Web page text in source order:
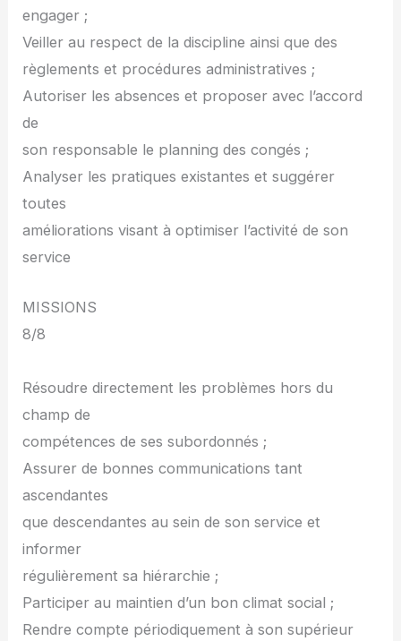
engager ;
Veiller au respect de la discipline ainsi que des
règlements et procédures administratives ;
Autoriser les absences et proposer avec l’accord
de
son responsable le planning des congés ;
Analyser les pratiques existantes et suggérer
toutes
améliorations visant à optimiser l’activité de son
service
MISSIONS
8/8
Résoudre directement les problèmes hors du
champ de
compétences de ses subordonnés ;
Assurer de bonnes communications tant
ascendantes
que descendantes au sein de son service et
informer
régulièrement sa hiérarchie ;
Participer au maintien d’un bon climat social ;
Rendre compte périodiquement à son supérieur